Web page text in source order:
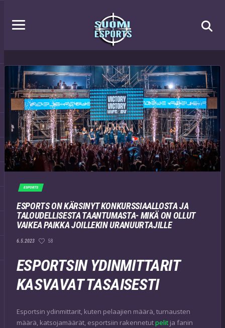
ESPORTS
ESPORTS ON KÄRSINYT KONKURSSIAALLOSTA JA
TALOUDELLISESTA TAANTUMASTA- MIKÄ ON OLLUT
VAIKEA PAIKKA JOILLEKIN URANUURTAJILLE
6.5.2023 58
ESPORTSIN YDINMITTARIT
KASVAVAT TASAISESTI
Esportsin ydinmittarit, kuten pelaajien määrä, turnausten
määrä, katsojamäärät, esportsiin rakennetutpelit ja fanin